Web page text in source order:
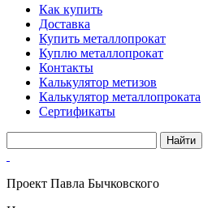
Как купить
Доставка
Купить металлопрокат
Куплю металлопрокат
Контакты
Калькулятор метизов
Калькулятор металлопроката
Сертификаты
Проект Павла Бычковского